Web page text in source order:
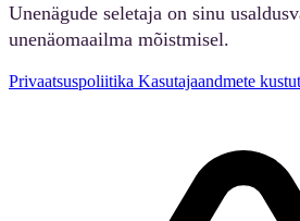
Unenägude seletaja on sinu
unenäomaailma mõistmisel.
Privaatsuspoliitika Kasutajaandmete